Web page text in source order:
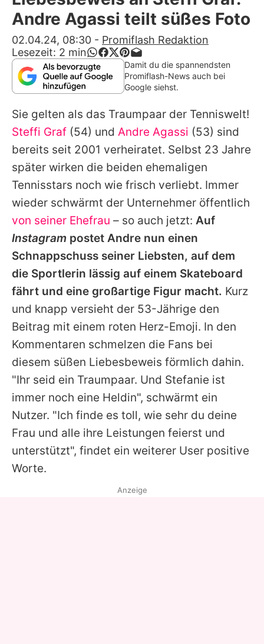
Alle Themen auf Promiflash
App runterladen
Team
Redaktionelle Richtlinien
Impressum
Nutzungsbedingungen
Utiq verwalten
Andre Agassi teilt süßes Foto
02.04.24, 08:30 - Promiflash Redaktion
Lesezeit: 2 min
Damit du die spannendsten
Promiflash-News auch bei
Google siehst.
Sie gelten als das Traumpaar der Tenniswelt!
Steffi Graf (54) und Andre Agassi (53) sind
bereits seit 2001 verheiratet. Selbst 23 Jahre
später wirken die beiden ehemaligen
Tennisstars noch wie frisch verliebt. Immer
wieder schwärmt der Unternehmer öffentlich
von seiner Ehefrau – so auch jetzt: Auf
Instagram postet Andre nun einen
Schnappschuss seiner Liebsten, auf dem
die Sportlerin lässig auf einem Skateboard
fährt und eine großartige Figur macht. Kurz
und knapp versieht der 53-Jährige den
Beitrag mit einem roten Herz-Emoji. In den
Kommentaren schmelzen die Fans bei
diesem süßen Liebesbeweis förmlich dahin.
"Ihr seid ein Traumpaar. Und Stefanie ist
immer noch eine Heldin", schwärmt ein
Nutzer. "Ich finde es toll, wie sehr du deine
Frau und alle ihre Leistungen feierst und
unterstützt", findet ein weiterer User positive
Worte.
Anzeige